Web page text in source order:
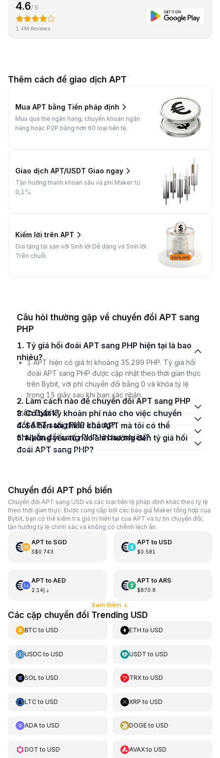
4.6/ 5
1.4M Reviews
Thêm cách để giao dịch APT
Mua APT bằng Tiền pháp định
Mua qua thẻ ngân hàng, chuyển khoản ngân
hàng hoặc P2P bằng hơn 60 loại tiền tệ.
Giao dịch APT/USDT Giao ngay
Tận hưởng thanh khoản sâu và phí Maker từ
0,1%.
Kiếm lời trên APT
Gia tăng tài sản với Sinh lời Dễ dàng và Sinh lời
Trên chuỗi.
Câu hỏi thường gặp về chuyển đổi APT sang
PHP
1. Tỷ giá hối đoái APT sang PHP hiện tại là bao
nhiêu?
1 APT hiện có giá trị khoảng 35.299 PHP. Tỷ giá hối
đoái APT sang PHP được cập nhật theo thời gian thực
trên Bybit, với phí chuyển đổi bằng 0 và khóa tỷ lệ
trong 15 giây sau khi bạn xác nhận.
2. Làm cách nào để chuyển đổi APT sang PHP
trên Bybit?
3. Có bất kỳ khoản phí nào cho việc chuyển
đổi APT sang PHP không?
4. Số tiền tối thiểu của APT mà tôi có thể
chuyển đổi sang PHP là bao nhiêu?
5. Những yếu tố nào ảnh hưởng đến tỷ giá hối
đoái APT sang PHP?
Chuyển đổi APT phổ biến
Chuyển đổi APT sang USD và các loại tiền tệ pháp định khác theo tỷ lệ
theo thời gian thực. Được cung cấp bởi các báo giá Maker tổng hợp của
Bybit, bạn có thể kiểm tra giá trị hiện tại của APT và tự tin chuyển đổi,
tận hưởng tỷ lệ chính xác và không có chênh lệch ẩn.
APT to SGD
S$0.743
APT to USD
$0.581
APT to AED
د.إ2.14
APT to ARS
$870.8
Xem thêm ↓
Các cặp chuyển đổi Trending USD
BTCto USD ETH toUSD
USDCto USD USDT toUSD
SOL to USD TRXtoUSD
LTCto USD XRP toUSD
ADAto USD DOGEtoUSD
DOT to USD AVAXtoUSD